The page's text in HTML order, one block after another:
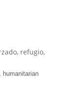
refugio,